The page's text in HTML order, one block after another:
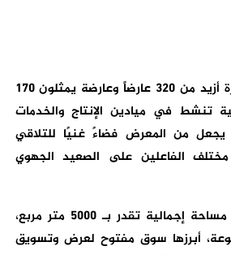
ويشارك في هذه الدورة أزيد من 320 عارضاً وعارضة يمثلون 170
تنشط في ميادين الإنتاج والخدمات
يجعل من المعرض فضاءً غنيًا للتلاقي
الفاعلين على الصعيد الجهوي
وسيقام المعرض على مساحة إجمالية تقدر بـ 5000 متر مربع،
أبرزها سوق مفتوح لعرض وتسويق